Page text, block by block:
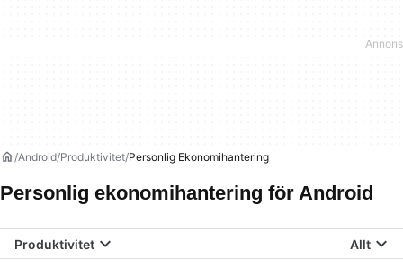
Android Produktivitet Personlig Ekonomihantering
Personlig ekonomihantering för Android
Produktivitet Allt